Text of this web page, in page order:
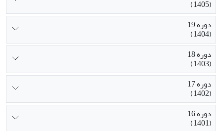
نقش بسیار مهمی برخوردارند.(1405)
دوره 19
(1404)
دوره 18
(1403)
دوره 17
(1402)
دوره 16
(1401)